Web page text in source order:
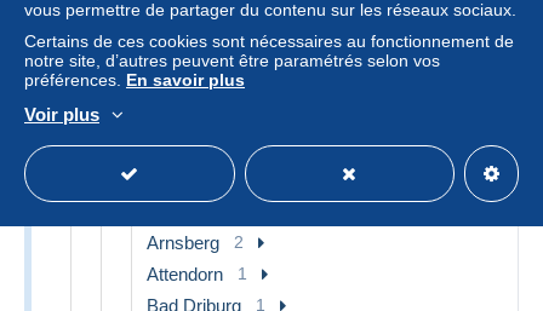
Schwerin 3
Sellin 1
Stralsund 1
Rhénanie-du-Nord-Westphalie 291
24
Arnsberg 2
Attendorn 1
Bad Driburg 1
vous permettre de partager du contenu sur les réseaux sociaux.
Certains de ces cookies sont nécessaires au fonctionnement de
notre site, d’autres peuvent être paramétrés selon vos
préférences. En savoir plus
Voir plus